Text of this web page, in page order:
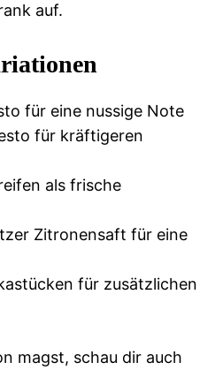
auf.
für eine nussige Note
für kräftigeren
als frische
Zitronensaft für eine
für zusätzlichen
magst, schau dir auch